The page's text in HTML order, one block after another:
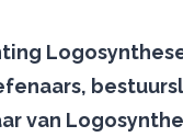
van